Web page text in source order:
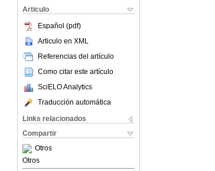
Articulo
Español (pdf)
Articulo en XML
Referencias del artículo
Como citar este artículo
SciELO Analytics
Traducción automática
Links relacionados
Compartir
Otros
Otros